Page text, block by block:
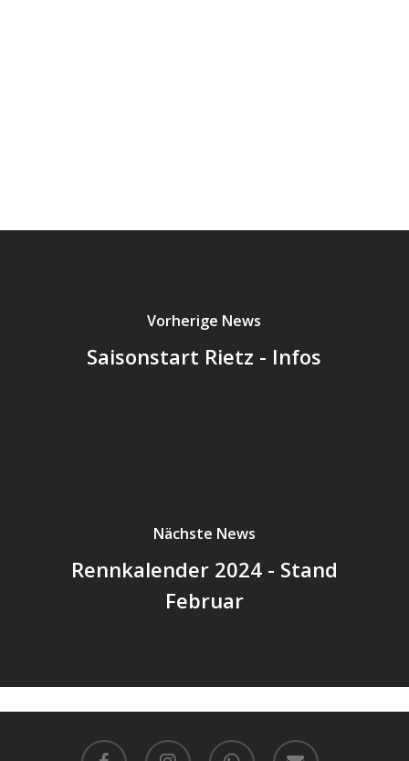
Vorherige News
Saisonstart Rietz - Infos
Nächste News
Rennkalender 2024 - Stand
Februar
facebook instagram whatsapp email